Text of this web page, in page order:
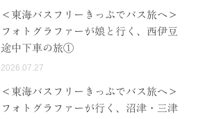
＜東海バスフリーきっぷでバス旅へ＞
フォトグラファーが娘と行く、西伊豆
途中下車の旅①
2026.07.27
＜東海バスフリーきっぷでバス旅へ＞
フォトグラファーが行く、沼津・三津